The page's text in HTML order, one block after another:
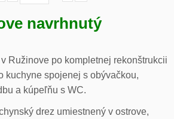
navrhnutý
Ružinove po kompletnej rekonštrukcii
kuchyne spojenej s obývačkou,
a kúpeľňu s WC.
drez umiestnený v ostrove,